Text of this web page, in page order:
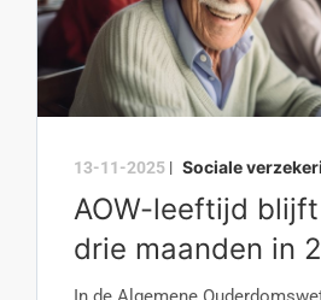
13-11-2025 | Sociale
AOW-leeftijd
drie maanden in